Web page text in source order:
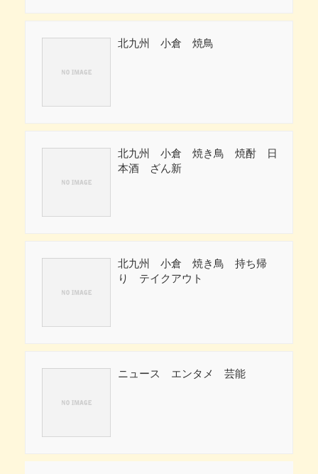
北九州 小倉 焼鳥
北九州 小倉 焼き鳥 焼酎 日
本酒 ざん新
北九州 小倉 焼き鳥 持ち帰
り テイクアウト
ニュース エンタメ 芸能